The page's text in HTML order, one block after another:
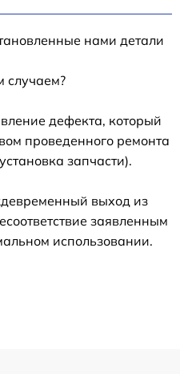
нами детали
случаем?
дефекта, который
проведенного ремонта
запчасти).
выход из
заявленным
использовании.